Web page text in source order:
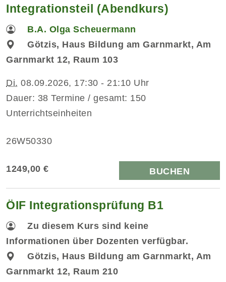
Integrationsteil (Abendkurs)
B.A. Olga Scheuermann
Götzis, Haus Bildung am Garnmarkt, Am
Garnmarkt 12, Raum 103
Di. 08.09.2026, 17:30 - 21:10 Uhr
Dauer: 38 Termine / gesamt: 150
Unterrichtseinheiten
26W50330
1249,00 € BUCHEN
ÖIF Integrationsprüfung B1
Zu diesem Kurs sind keine
Informationen über Dozenten verfügbar.
Götzis, Haus Bildung am Garnmarkt, Am
Garnmarkt 12, Raum 210